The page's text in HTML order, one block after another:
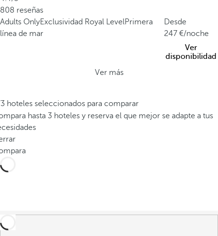
808 reseñas
Adults OnlyExclusividad Royal LevelPrimera
línea de mar
Desde
247
/noche
Ver
disponibilidad
Ver más
hoteles seleccionados para comparar
hasta 3 hoteles y reserva el que mejor se adapte a tus